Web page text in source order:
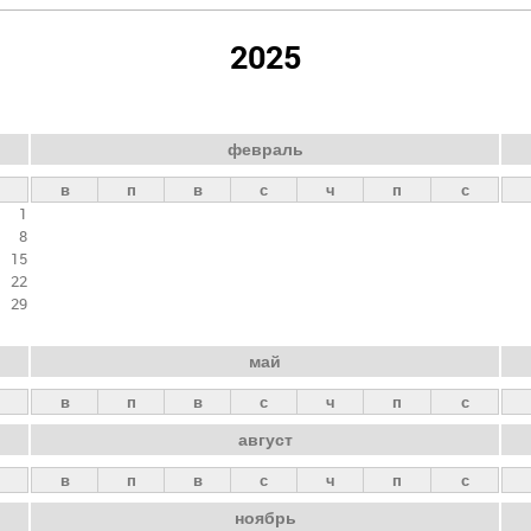
2025
1
8
15
22
29
февраль
в п в с ч п с
май
в п в с ч п с
август
в п в с ч п с
ноябрь